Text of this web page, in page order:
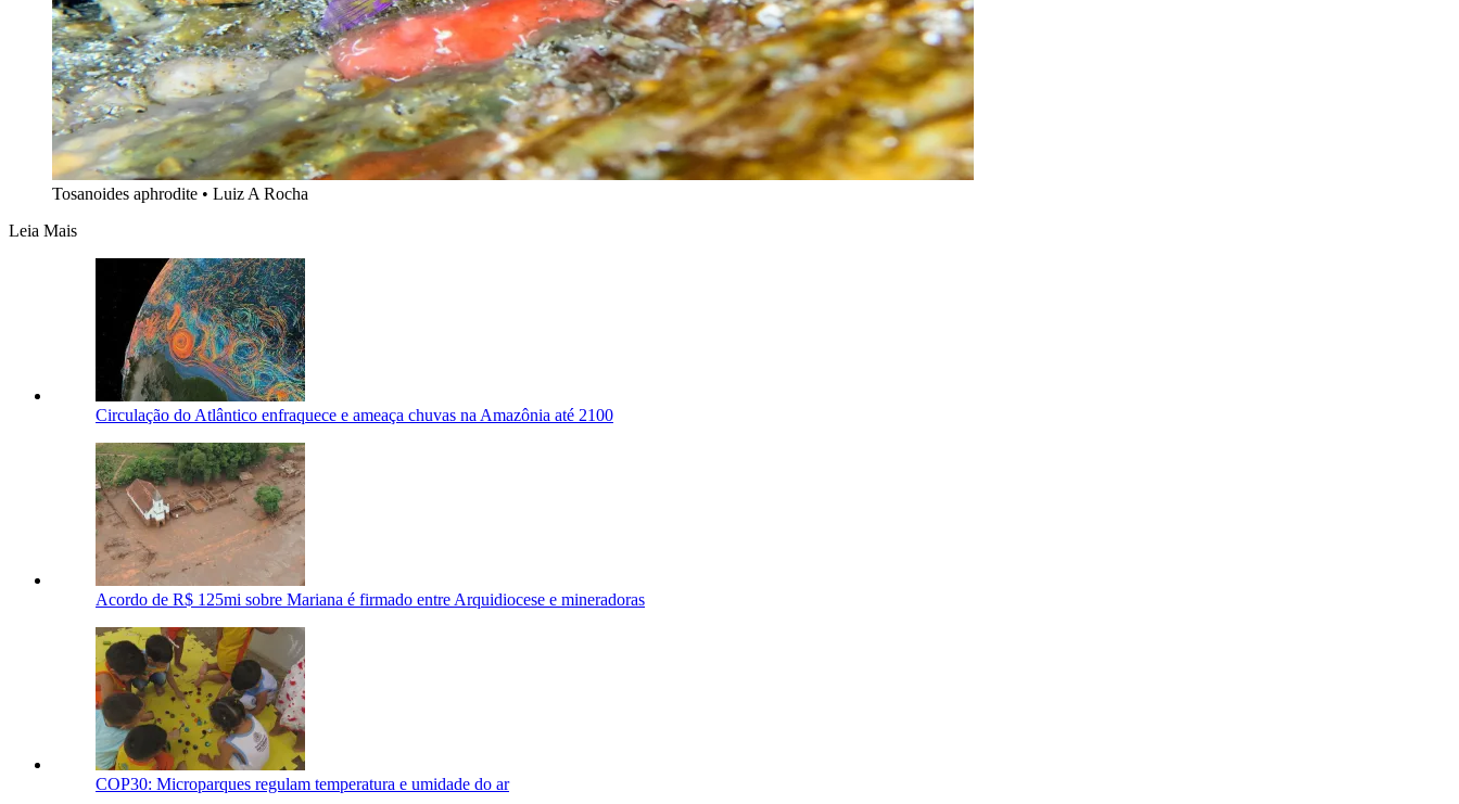
Tosanoides aphrodite • Luiz A Rocha
Leia Mais
Circulação do Atlântico enfraquece e ameaça chuvas na Amazônia até 2100
Acordo de R$ 125mi sobre Mariana é firmado entre Arquidiocese e mineradoras
COP30: Microparques regulam temperatura e umidade do ar